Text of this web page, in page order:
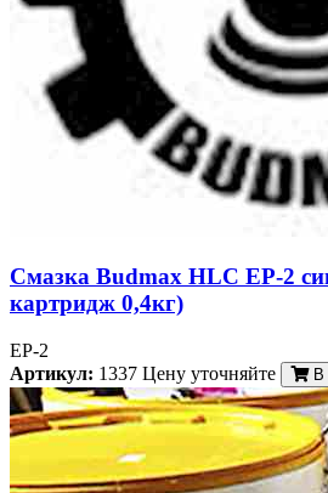
Смазка Budmax HLC EP-2
картридж 0,4кг)
EP-2
Артикул: 1337 Цену уточняйте В